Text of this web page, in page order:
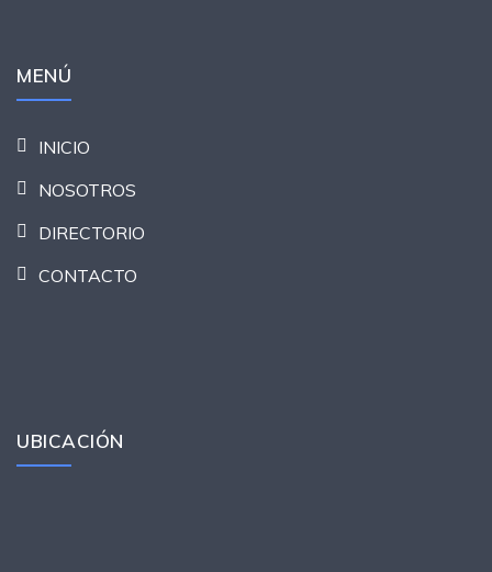
MENÚ
INICIO
NOSOTROS
DIRECTORIO
CONTACTO
UBICACIÓN